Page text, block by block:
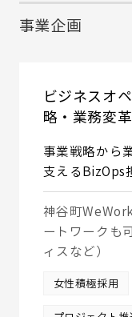
事業企画
ビジネスオ
略・業務変
事業戦略から
支えるBizOps
神谷町
ートワークも
ィスなど）
女性積極採用